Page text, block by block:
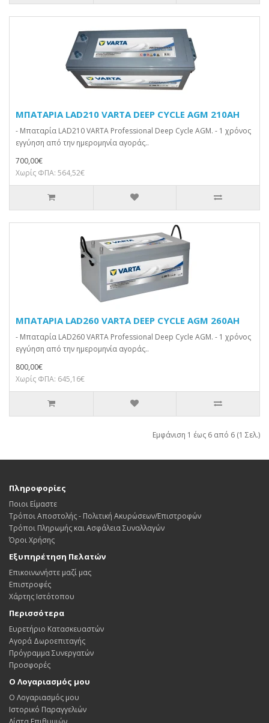
ΜΠΑΤΑΡΙΑ LAD210 VARTA DEEP CYCLE AGM 210AH
- Μπαταρία LAD210 VARTA Professional Deep Cycle AGM. - 1 χρόνος
εγγύηση από την ημερομηνία αγοράς..
700,00€
Χωρίς ΦΠΑ: 564,52€
ΜΠΑΤΑΡΙΑ LAD260 VARTA DEEP CYCLE AGM 260AH
- Μπαταρία LAD260 VARTA Professional Deep Cycle AGM. - 1 χρόνος
εγγύηση από την ημερομηνία αγοράς..
800,00€
Χωρίς ΦΠΑ: 645,16€
Εμφάνιση 1 έως 6 από 6 (1 Σελ.)
Πληροφορίες
Ποιοι Είμαστε
Τρόποι Αποστολής - Πολιτική Ακυρώσεων/Επιστροφών
Τρόποι Πληρωμής και Ασφάλεια Συναλλαγών
Όροι Χρήσης
Εξυπηρέτηση Πελατών
Επικοινωνήστε μαζί μας
Επιστροφές
Χάρτης Ιστότοπου
Περισσότερα
Ευρετήριο Κατασκευαστών
Αγορά Δωροεπιταγής
Πρόγραμμα Συνεργατών
Προσφορές
Ο Λογαριασμός μου
Ο Λογαριασμός μου
Ιστορικό Παραγγελιών